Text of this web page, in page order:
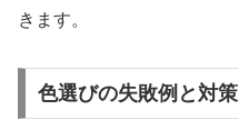
きます。
色選びの失敗例と対策